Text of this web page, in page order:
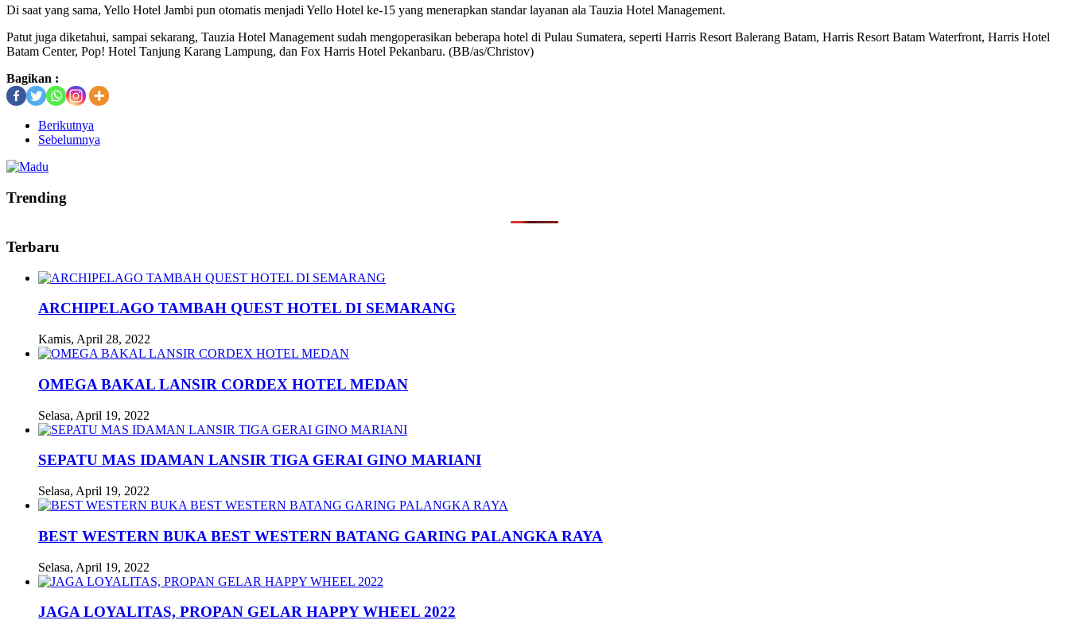
Di saat yang sama, Yello Hotel Jambi pun otomatis menjadi Yello Hotel ke-15 yang menerapkan standar layanan ala Tauzia Hotel Management.
Patut juga diketahui, sampai sekarang, Tauzia Hotel Management sudah mengoperasikan beberapa hotel di Pulau Sumatera, seperti Harris Resort Balerang Batam, Harris Resort Batam Waterfront, Harris Hotel
Batam Center, Pop! Hotel Tanjung Karang Lampung, dan Fox Harris Hotel Pekanbaru. (BB/as/Christov)
Bagikan :
Berikutnya
Sebelumnya
Trending
Terbaru
ARCHIPELAGO TAMBAH QUEST HOTEL DI SEMARANG
Kamis, April 28, 2022
OMEGA BAKAL LANSIR CORDEX HOTEL MEDAN
Selasa, April 19, 2022
SEPATU MAS IDAMAN LANSIR TIGA GERAI GINO MARIANI
Selasa, April 19, 2022
BEST WESTERN BUKA BEST WESTERN BATANG GARING PALANGKA RAYA
Selasa, April 19, 2022
JAGA LOYALITAS, PROPAN GELAR HAPPY WHEEL 2022